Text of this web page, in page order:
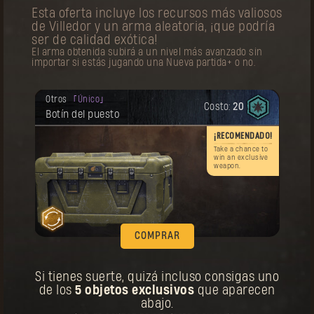
Atuendo Legendario
Atuendo del primer peregrino
Costo:60
COMPRAR
Tu recompensa se desbloqueó.
Amuleto Artefacto
Amuleto del primer peregrino
Tu recompensa se desbloqueó.
Esta oferta incluye los recursos más valiosos
de Villedor y un arma aleatoria, ¡que podría
ser de calidad exótica!
El arma obtenida subirá a un nivel más avanzado sin
importar si estás jugando una Nueva partida+ o no.
Otros Único
Botín del puesto
Costo: 20
¡RECOMENDADO!
Take a chance to
win an exclusive
weapon.
COMPRAR
Tu recompensa se desbloqueó.
¡Recuerda: este objeto se puede comprar
múltiples veces!
Si tienes suerte, quizá incluso consigas uno
de los 5 objetos exclusivos que aparecen
abajo.